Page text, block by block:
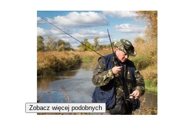
Zobacz więcej podobnych